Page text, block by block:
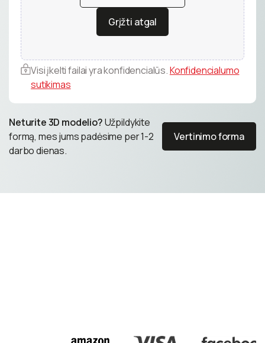
Pateikti užsakymą
Grįžti atgal
Grįžti atgal
Visi įkelti failai yra konfidencialūs.Konfidencialumo
sutikimas
Neturite 3D modelio?Užpildykite
formą, mes jums padėsime per 1-2
darbo dienas.
Vertinimo forma
Vertinimo forma